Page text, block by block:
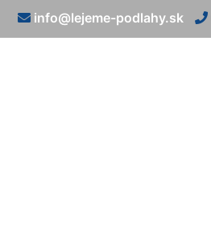
info@lejeme-podlahy.sk